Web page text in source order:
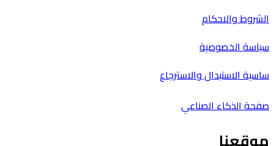
الشروط والاحكام
سياسة الخصوصية
ساسية الاستبدال والاسترجاع
صفحة الذكاء الصناعي